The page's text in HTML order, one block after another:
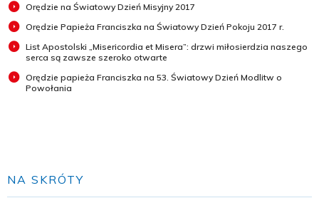
Orędzie na Światowy Dzień Misyjny 2017
Orędzie Papieża Franciszka na Światowy Dzień Pokoju 2017 r.
List Apostolski „Misericordia et Misera”: drzwi miłosierdzia naszego
serca są zawsze szeroko otwarte
Orędzie papieża Franciszka na 53. Światowy Dzień Modlitw o
Powołania
NA SKRÓTY